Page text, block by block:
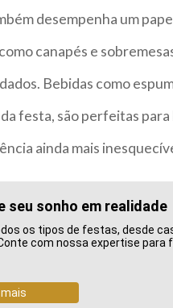
desempenha um
canapés e
Bebidas como
festa, são perfeitas
ainda mais
seu sonho em realidade
os tipos de festas, desde
com nossa expertise para